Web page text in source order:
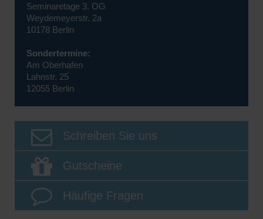
Seminaretage 3. OG
Weydemeyerstr. 2a
10178 Berlin
Sondertermine:
Am Oberhafen
Lahnstr. 25
12055 Berlin
Schreiben Sie uns
Gutscheine
Häufige Fragen